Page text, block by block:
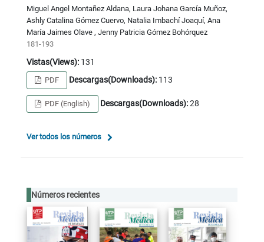
Miguel Angel Montañez Aldana, Laura Johana García Muñoz,
Ashly Catalina Gómez Cuervo, Natalia Imbachí Joaquí, Ana
María Jaimes Olave , Jenny Patricia Gómez Bohórquez
181-193
Vistas(Views):131
PDF Descargas(Downloads): 113
PDF (English) Descargas(Downloads):28
Ver todos los números
Números recientes